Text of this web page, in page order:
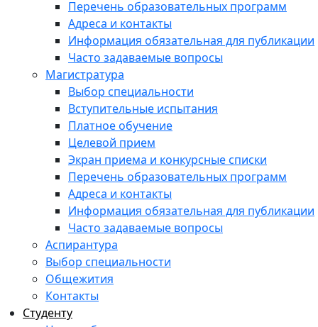
Перечень образовательных программ
Адреса и контакты
Информация обязательная для публикации
Часто задаваемые вопросы
Магистратура
Выбор специальности
Вступительные испытания
Платное обучение
Целевой прием
Экран приема и конкурсные списки
Перечень образовательных программ
Адреса и контакты
Информация обязательная для публикации
Часто задаваемые вопросы
Аспирантура
Выбор специальности
Общежития
Контакты
Студенту